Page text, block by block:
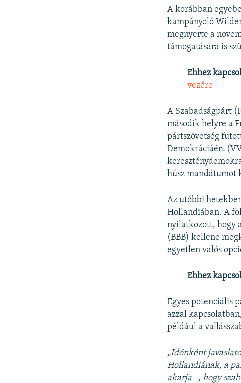
A korábban
kampányoló
megnyerte a
támogatására is
Ehhez
vezére
A Szabadságpárt
második helyre a
pártszövetség
Demokráciáért
húsz mandátumot
Az utóbbi
Hollandiában. A
nyilatkozott, hogy
(BBB) kellene
egyetlen valós
Ehhez
Egyes potenciális
azzal
például a
„Időnként
Hollandiának, a
akarja –, hogy